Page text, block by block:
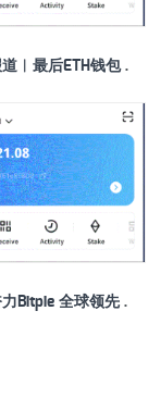
春运系列报道︱最后ETH钱包一个道口的最后一次春运
澳门特区奋力Bitpie 全球领先多链钱包进取开新篇